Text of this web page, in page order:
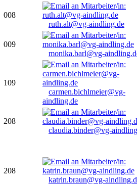
008
ruth.alt@vg-aindling.de
009
monika.barl@vg-
109
carmen.bichlmeier@vg-
aindling.de
208
claudia.binder@vg-
208
katrin.braun@vg-